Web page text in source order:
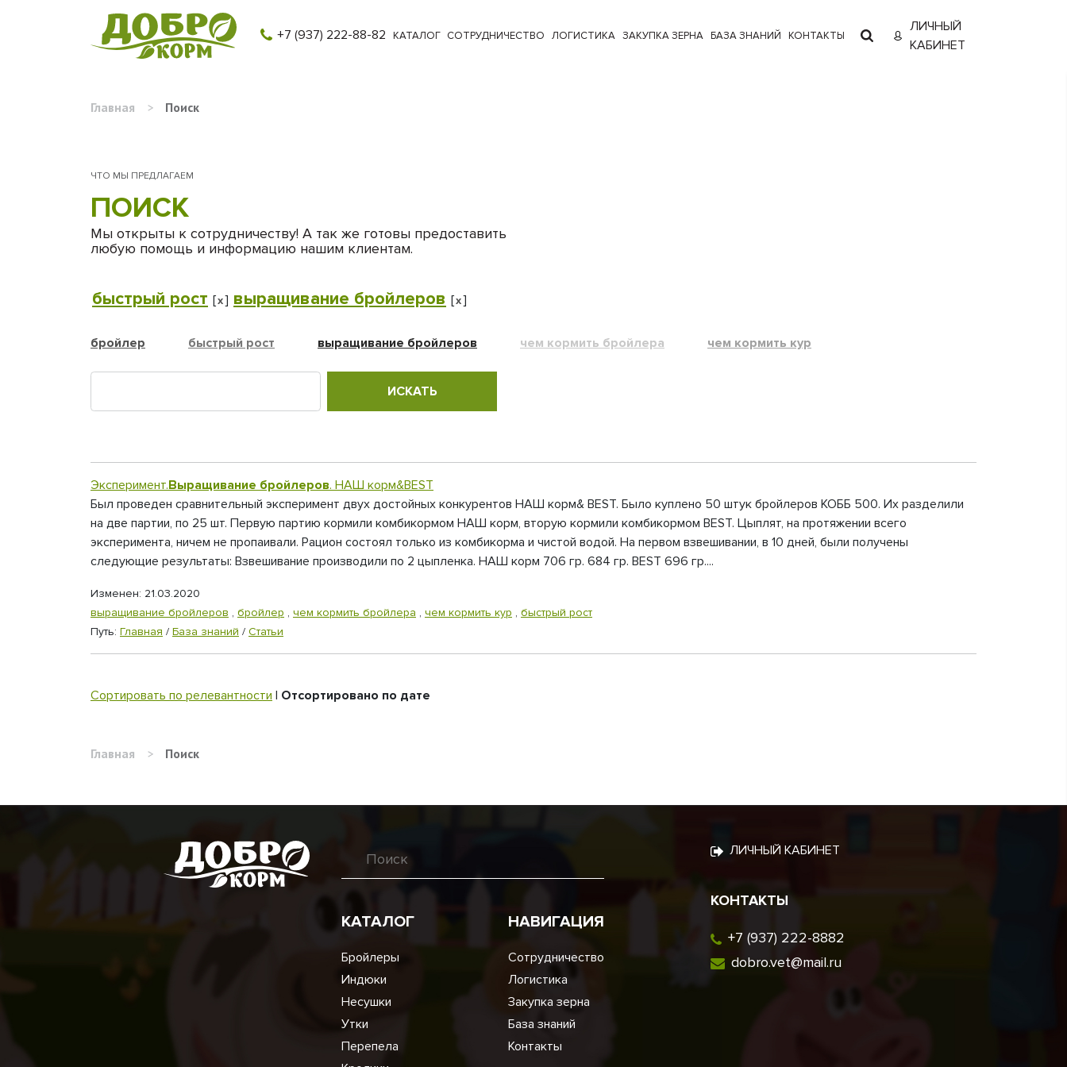
+7 (937) 222-88-82 КАТАЛОГ СОТРУДНИЧЕСТВО ЛОГИСТИКА ЗАКУПКА ЗЕРНА БАЗА ЗНАНИЙ КОНТАКТЫ
ЛИЧНЫЙ
КАБИНЕТ
Главная > Поиск
ЧТО МЫ ПРЕДЛАГАЕМ
ПОИСК
Мы открыты к сотрудничеству! А так же готовы предоставить
любую помощь и информацию нашим клиентам.
быстрый рост [x] выращивание бройлеров [x]
бройлер быстрый рост выращивание бройлеров чем кормить бройлера чем кормить кур
Эксперимент.Выращивание бройлеров. НАШ корм&BEST
Был проведен сравнительный эксперимент двух достойных конкурентов НАШ корм& BEST. Было куплено 50 штук бройлеров КОББ 500. Их разделили
на две партии, по 25 шт. Первую партию кормили комбикормом НАШ корм, вторую кормили комбикормом BEST. Цыплят, на протяжении всего
эксперимента, ничем не пропаивали. Рацион состоял только из комбикорма и чистой водой. На первом взвешивании, в 10 дней, были получены
следующие результаты: Взвешивание производили по 2 цыпленка. НАШ корм 706 гр. 684 гр. BEST 696 гр....
Изменен: 21.03.2020
выращивание бройлеров , бройлер , чем кормить бройлера , чем кормить кур , быстрый рост
Путь: Главная / База знаний / Статьи
Сортировать по релевантности | Отсортировано по дате
Главная > Поиск
КАТАЛОГ
Бройлеры
Индюки
Несушки
Утки
Перепела
НАВИГАЦИЯ
Сотрудничество
Логистика
Закупка зерна
База знаний
Контакты
ЛИЧНЫЙ КАБИНЕТ
КОНТАКТЫ
+7 (937) 222-8882
dobro.vet@mail.ru